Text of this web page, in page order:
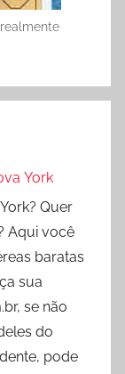
York
Quer
Aqui você
baratas
sua
se não
do
pode